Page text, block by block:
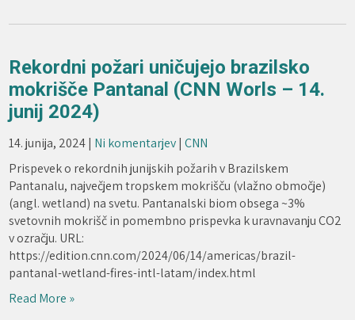
Rekordni požari uničujejo brazilsko
mokrišče Pantanal (CNN Worls – 14.
junij 2024)
14. junija, 2024| Ni komentarjev|CNN
Prispevek o rekordnih junijskih požarih v Brazilskem
Pantanalu, največjem tropskem mokrišču (vlažno območje)
(angl. wetland) na svetu. Pantanalski biom obsega ~3%
svetovnih mokrišč in pomembno prispevka k uravnavanju CO2
v ozračju. URL:
https://edition.cnn.com/2024/06/14/americas/brazil-
pantanal-wetland-fires-intl-latam/index.html
Read More »